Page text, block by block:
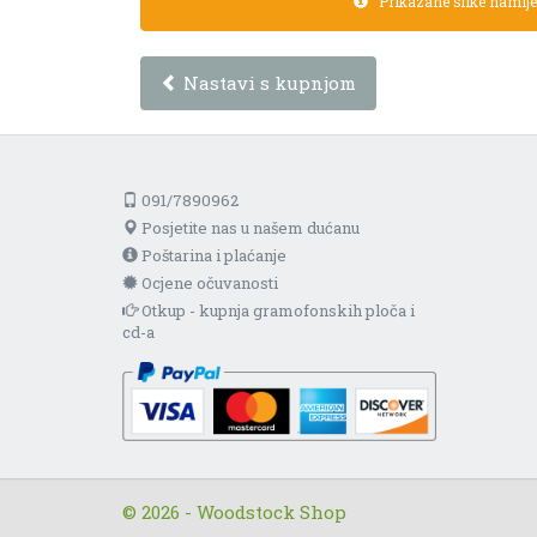
Nastavi s kupnjom
091/7890962
Posjetite nas u našem dućanu
Poštarina i plaćanje
Ocjene očuvanosti
Otkup - kupnja gramofonskih ploča i
cd-a
© 2026 - Woodstock Shop